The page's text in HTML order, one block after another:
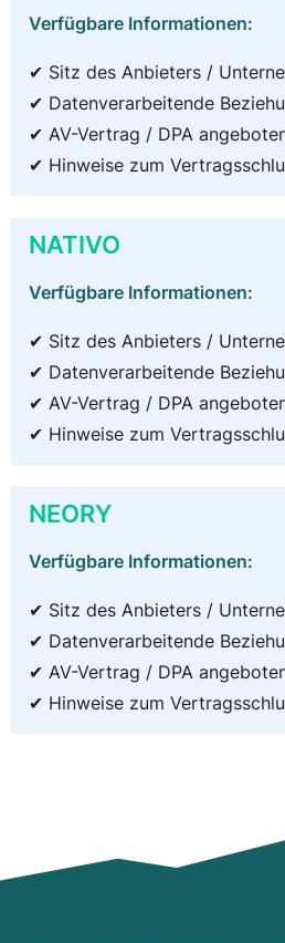
Verfügbare Informationen:
✔ Sitz des Anbieters /
✔ Datenverarbeitende
✔ AV-Vertrag / DPA
✔ Hinweise zum
NATIVO
Verfügbare Informationen:
✔ Sitz des Anbieters /
✔ Datenverarbeitende
✔ AV-Vertrag / DPA
✔ Hinweise zum
NEORY
Verfügbare Informationen:
✔ Sitz des Anbieters /
✔ Datenverarbeitende
✔ AV-Vertrag / DPA
✔ Hinweise zum